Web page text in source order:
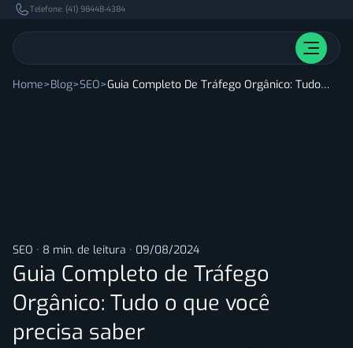
Telefone: (41) 98448-4384
Home Blog SEO Guia Completo De Tráfego Orgânico: Tudo O Que Você Precisa Saber
SEO · 8 min. de leitura · 09/08/2024
Guia Completo de Tráfego
Orgânico: Tudo o que você
precisa saber